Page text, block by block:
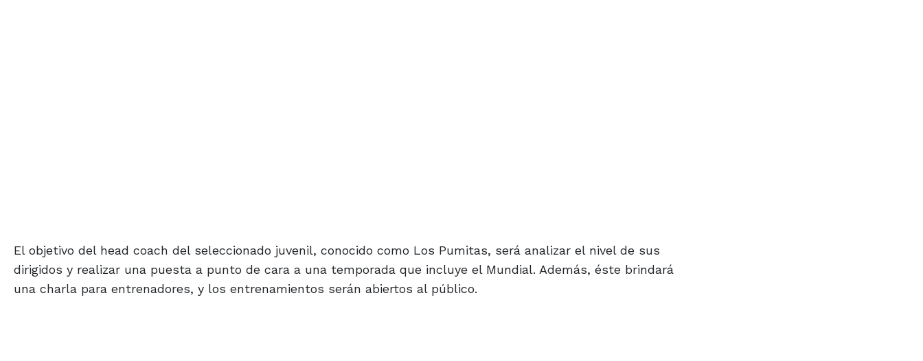
El objetivo del head coach del seleccionado juvenil, conocido como Los Pumitas, será analizar el nivel de sus
dirigidos y realizar una puesta a punto de cara a una temporada que incluye el Mundial. Además, éste brindará
una charla para entrenadores, y los entrenamientos serán abiertos al público.